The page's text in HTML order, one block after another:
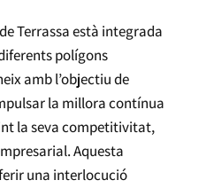
Terrassa està integrada
polígons
amb l’objectiu de
la millora contínua
la seva competitivitat,
Aquesta
una interlocució